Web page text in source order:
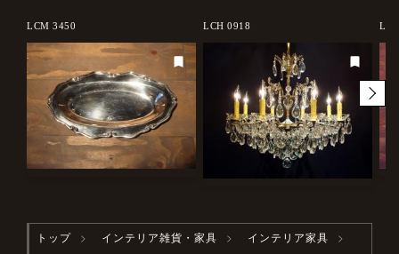
LCM 3450 LCH 0918
トップ インテリア雑貨・家具
インテリア家具